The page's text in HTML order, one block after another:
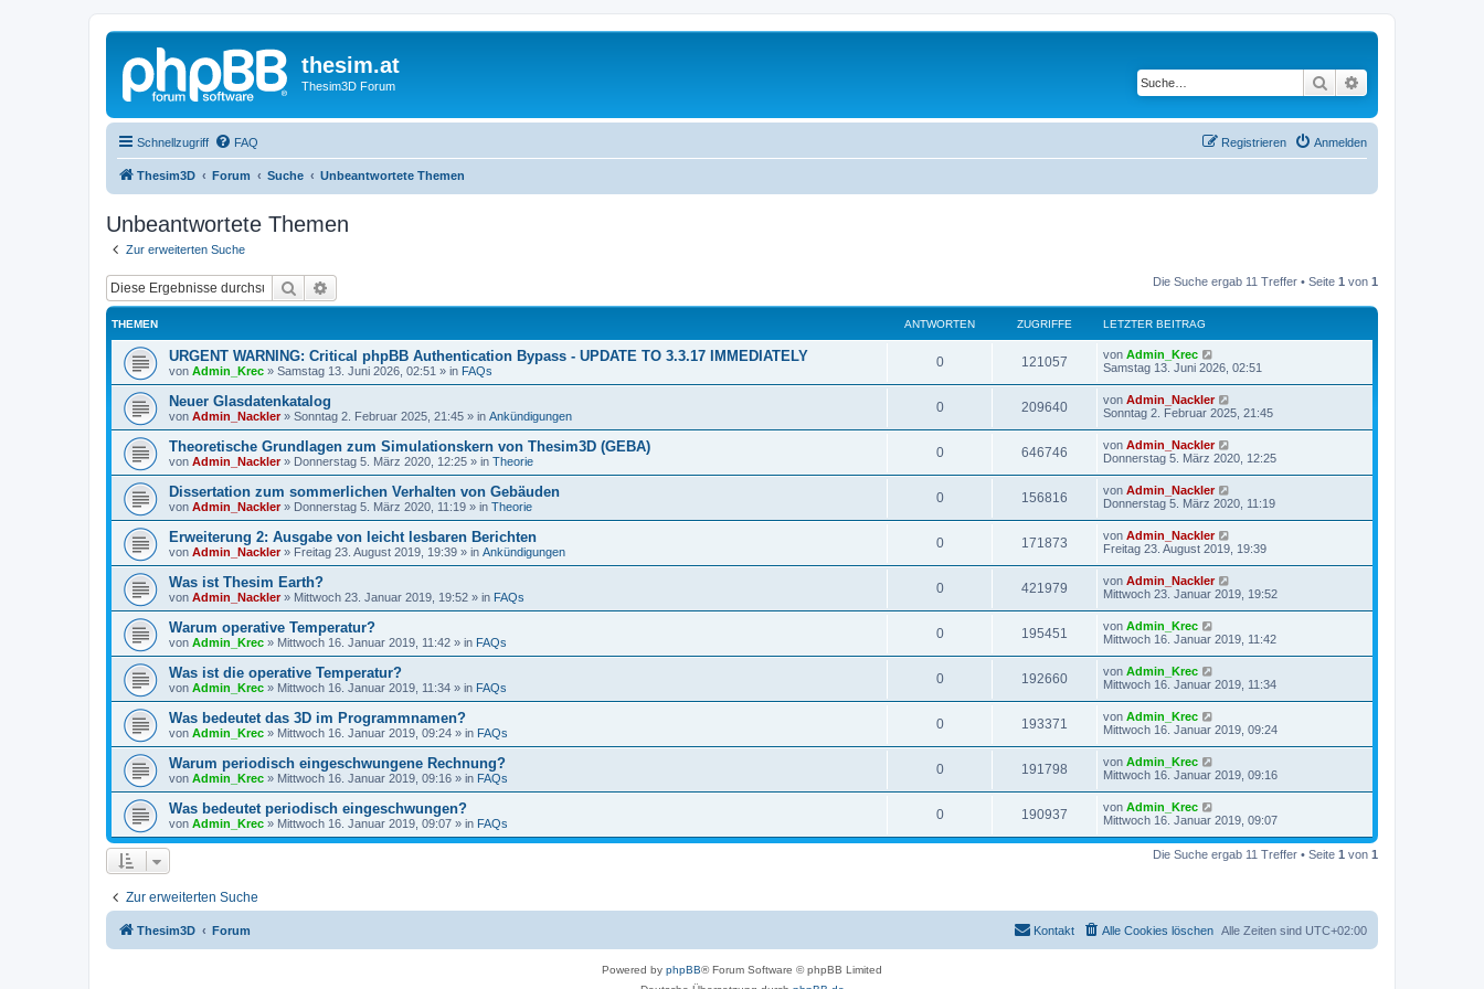
thesim.at
Thesim3D Forum Suche
Schnellzugriff FAQ Anmelden
Registrieren
Thesim3D Forum Suche Unbeantwortete Themen
Unbeantwortete Themen
Zur erweiterten Suche
Suche Die Suche ergab 11 Treffer • Seite 1 von 1
THEMEN ANTWORTEN ZUGRIFFE LETZTER BEITRAG
URGENT WARNING: Critical phpBB Authentication Bypass - UPDATE TO 3.3.17 IMMEDIATELY
von Admin_Krec » Samstag 13. Juni 2026, 02:51 » in FAQs
0 121057 von Admin_Krec
Samstag 13. Juni 2026, 02:51
Neuer Glasdatenkatalog
von Admin_Nackler» Sonntag 2. Februar 2025, 21:45 » in Ankündigungen
0 209640 von Admin_Nackler
Sonntag 2. Februar 2025, 21:45
Theoretische Grundlagen zum Simulationskern von Thesim3D (GEBA)
von Admin_Nackler» Donnerstag 5. März 2020, 12:25 » in Theorie
0 646746 von Admin_Nackler
Donnerstag 5. März 2020, 12:25
Dissertation zum sommerlichen Verhalten von Gebäuden
von Admin_Nackler» Donnerstag 5. März 2020, 11:19 » in Theorie
0 156816 von Admin_Nackler
Donnerstag 5. März 2020, 11:19
Erweiterung 2: Ausgabe von leicht lesbaren Berichten
von Admin_Nackler» Freitag 23. August 2019, 19:39 » in Ankündigungen
0 171873 von Admin_Nackler
Freitag 23. August 2019, 19:39
Was ist Thesim Earth?
von Admin_Nackler» Mittwoch 23. Januar 2019, 19:52 » in FAQs
0 421979 von Admin_Nackler
Mittwoch 23. Januar 2019, 19:52
Warum operative Temperatur?
von Admin_Krec » Mittwoch 16. Januar 2019, 11:42 » in FAQs
0 195451 von Admin_Krec
Mittwoch 16. Januar 2019, 11:42
Was ist die operative Temperatur?
von Admin_Krec » Mittwoch 16. Januar 2019, 11:34 » in FAQs
0 192660 von Admin_Krec
Mittwoch 16. Januar 2019, 11:34
Was bedeutet das 3D im Programmnamen?
von Admin_Krec » Mittwoch 16. Januar 2019, 09:24 » in FAQs
0 193371 von Admin_Krec
Mittwoch 16. Januar 2019, 09:24
Warum periodisch eingeschwungene Rechnung?
von Admin_Krec » Mittwoch 16. Januar 2019, 09:16 » in FAQs
0 191798 von Admin_Krec
Mittwoch 16. Januar 2019, 09:16
Was bedeutet periodisch eingeschwungen?
von Admin_Krec » Mittwoch 16. Januar 2019, 09:07 » in FAQs
0 190937 von Admin_Krec
Mittwoch 16. Januar 2019, 09:07
Die Suche ergab 11 Treffer • Seite 1 von 1
Zur erweiterten Suche
Thesim3D Forum Alle Zeiten sind UTC+02:00
Alle Cookies löschen
Kontakt
Powered by phpBB® Forum Software © phpBB Limited